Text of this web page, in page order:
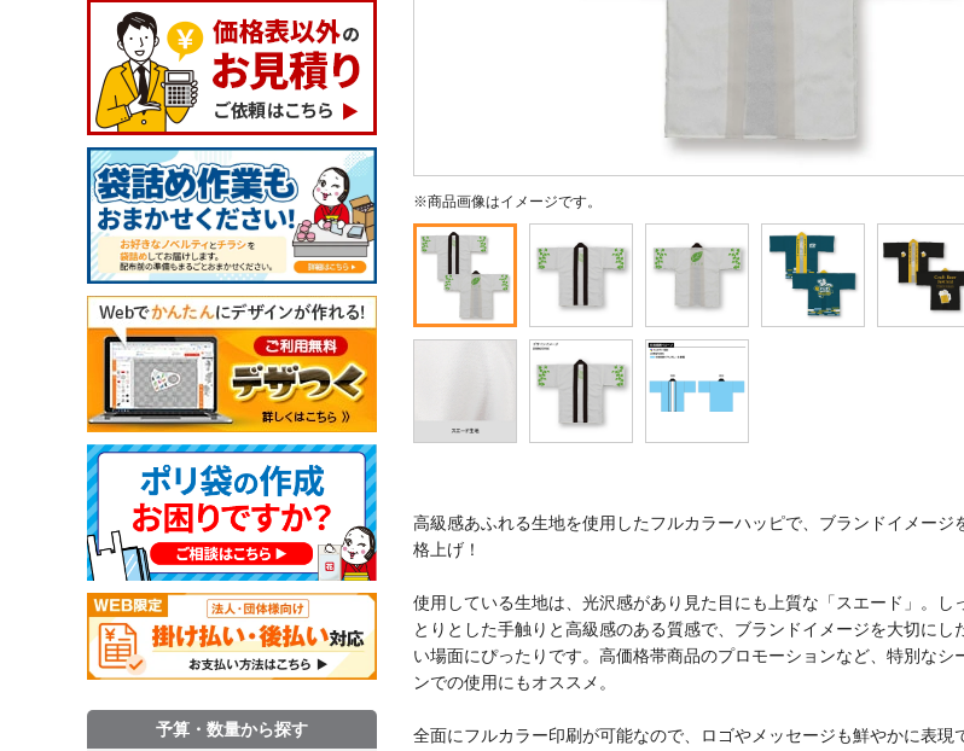
※商品画像はイメージです。
高級感あふれる生地を使用したフルカラーハッピで、ブランドイメージ
格上げ！
使用している生地は、光沢感があり見た目にも上質な「スエード」。し
とりとした手触りと高級感のある質感で、ブランドイメージを大切にし
い場面にぴったりです。高価格帯商品のプロモーションなど、特別なシ
ンでの使用にもオススメ。
全面にフルカラー印刷が可能なので、ロゴやメッセージも鮮やかに表現
予算・数量から探す